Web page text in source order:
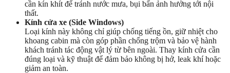
cần kín khít để tránh nước mưa, bụi bẩn ảnh hưởng tới nội
thất.
Kính cửa xe (Side Windows)
Loại kính này không chỉ giúp chống tiếng ồn, giữ nhiệt cho
khoang cabin mà còn góp phần chống trộm và bảo vệ hành
khách tránh tác động vật lý từ bên ngoài. Thay kính cửa cần
đúng loại và kỹ thuật để đảm bảo không bị hở, leak khí hoặc
giảm an toàn.